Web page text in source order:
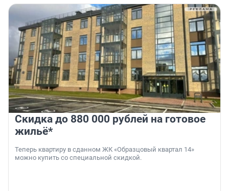
Скидка до 880 000 рублей на готовое
жильё*
Теперь квартиру в сданном ЖК «Образцовый квартал 14»
можно купить со специальной скидкой.